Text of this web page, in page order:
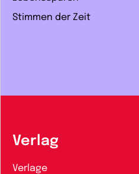
Stimmen der Zeit
Verlag
Verlage